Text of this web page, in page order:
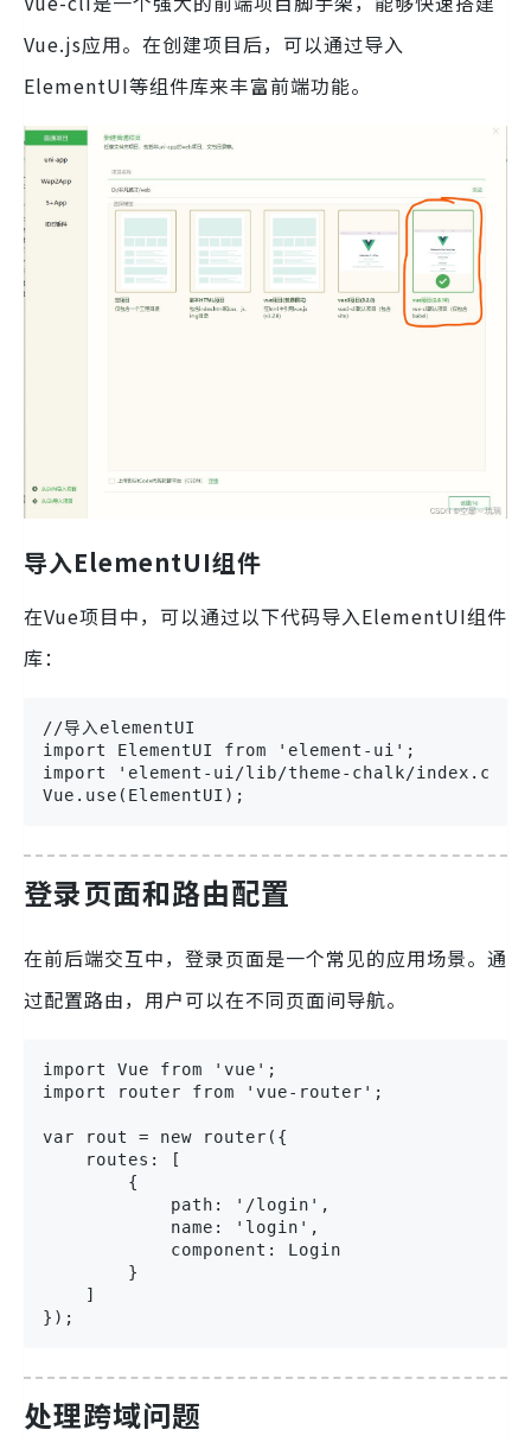
Vue.js应用。在创建项目后，可以通过导入
ElementUI等组件库来丰富前端功能。
导入ElementUI组件
在Vue项目中，可以通过以下代码导入ElementUI组件
库：
//导入elementUI
import ElementUI from 'element-ui';
import 'element-ui/lib/theme-chalk/
Vue.use(ElementUI);
登录页面和路由配置
在前后端交互中，登录页面是一个常见的应用场景。通
过配置路由，用户可以在不同页面间导航。
import Vue from 'vue';
import router from 'vue-router';
var rout = new router({
    routes: [
        {
            path: '/login',
            name: 'login',
            component: Login
        }
    ]
});
处理跨域问题